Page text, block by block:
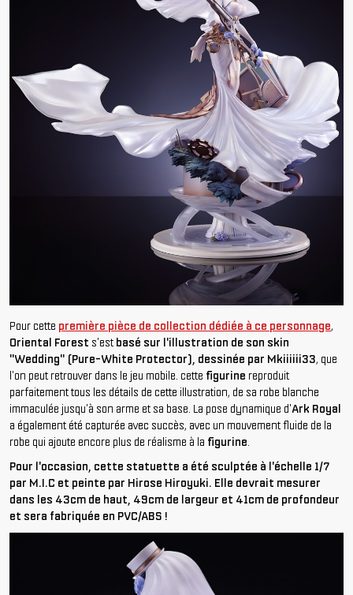
Pour cette première pièce de collection dédiée à ce personnage,
Oriental Forest s'est basé sur l'illustration de son skin
"Wedding" (Pure-White Protector), dessinée par Mkiiiiii33, que
l'on peut retrouver dans le jeu mobile. cette figurine reproduit
parfaitement tous les détails de cette illustration, de sa robe blanche
immaculée jusqu'à son arme et sa base. La pose dynamique d'Ark Royal
a également été capturée avec succès, avec un mouvement fluide de la
robe qui ajoute encore plus de réalisme à la figurine.
Pour l'occasion, cette statuette a été sculptée à l'échelle 1/7
par M.I.C et peinte par Hirose Hiroyuki. Elle devrait mesurer
dans les 43cm de haut, 49cm de largeur et 41cm de profondeur
et sera fabriquée en PVC/ABS !